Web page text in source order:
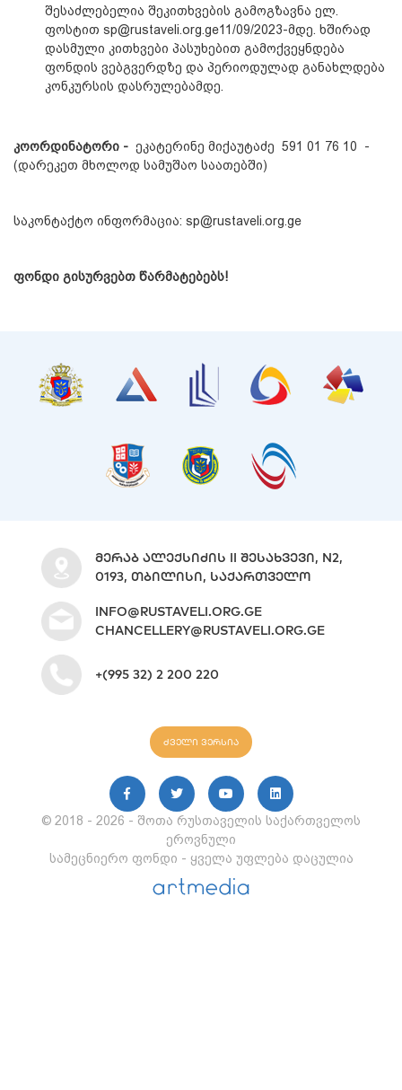
შესაძლებელია შეკითხვების გამოგზავნა ელ.
ფოსტით sp@rustaveli.org.ge11/09/2023-მდე. ხშირად
დასმული კითხვები პასუხებით გამოქვეყნდება
ფონდის ვებგვერდზე და პერიოდულად განახლდება
კონკურსის დასრულებამდე.
კოორდინატორი - ეკატერინე მიქაუტაძე 591 01 76 10 -
(დარეკეთ მხოლოდ სამუშაო საათებში)
საკონტაქტო ინფორმაცია: sp@rustaveli.org.ge
ფონდი გისურვებთ წარმატებებს!
© 2018 - 2026 - შოთა რუსთაველის საქართველოს
ეროვნული
სამეცნიერო ფონდი - ყველა უფლება დაცულია
ᲛᲔᲠᲐᲑ ᲐᲚᲔᲥᲡᲘᲫᲘᲡ II ᲨᲔᲡᲐᲮᲕᲔᲕᲘ, N2,
0193, ᲗᲑᲘᲚᲘᲡᲘ, ᲡᲐᲥᲐᲠᲗᲕᲔᲚᲝ
INFO@RUSTAVELI.ORG.GE
CHANCELLERY@RUSTAVELI.ORG.GE
+(995 32) 2 200 220
ძველი ვერსია